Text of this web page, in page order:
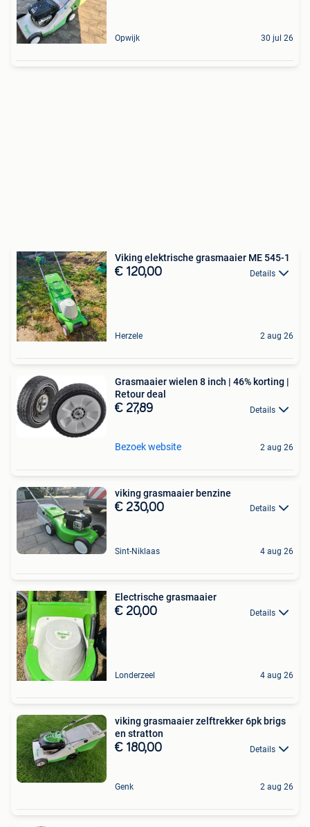
Opwijk 30 jul 26
Viking elektrische grasmaaier ME 545-1
€ 120,00 Details
Herzele 2 aug 26
Grasmaaier wielen 8 inch | 46% korting |
Retour deal
€ 27,89 Details
Bezoek website 2 aug 26
viking grasmaaier benzine
€ 230,00 Details
Sint-Niklaas 4 aug 26
Electrische grasmaaier
€ 20,00 Details
Londerzeel 4 aug 26
viking grasmaaier zelftrekker 6pk brigs
en stratton
€ 180,00 Details
Genk 2 aug 26